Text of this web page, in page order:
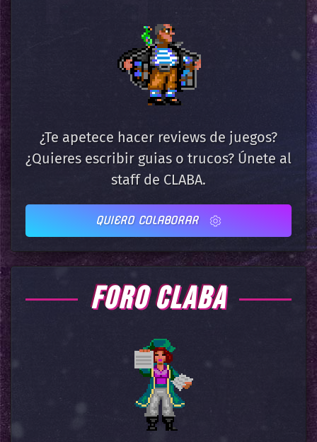
¿Te apetece hacer reviews de juegos?
¿Quieres escribir guias o trucos? Únete al
staff de CLABA.
QUIERO COLABORAR
FORO CLABA